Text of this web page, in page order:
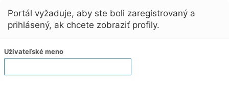
Portál vyžaduje, aby ste boli zaregistrovaný a
prihlásený, ak chcete zobraziť profily.
Užívateľské meno